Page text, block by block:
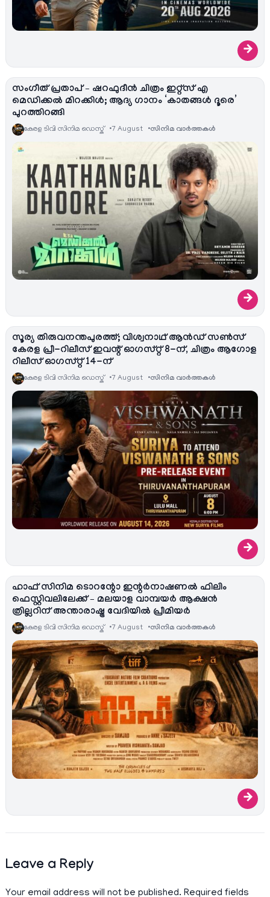
→
സംഗീത് പ്രതാപ് – ഷറഫുദീൻ ചിത്രം ഇറ്റ്സ് എ
മെഡിക്കൽ മിറക്കിൾ; ആദ്യ ഗാനം ‘കാതങ്ങൾ ദൂരെ’
പുറത്തിറങ്ങി
കേരള ടിവി സിനിമ ഡെസ്ക് 7 August സിനിമ വാര്‍ത്തകള്‍
→
സൂര്യ തിരുവനന്തപുരത്ത്; വിശ്വനാഥ് ആൻഡ് സൺസ്
കേരള പ്രീ-റിലീസ് ഇവന്റ് ഓഗസ്റ്റ് 8-ന്, ചിത്രം ആഗോള
റിലീസ് ഓഗസ്റ്റ് 14-ന്
കേരള ടിവി സിനിമ ഡെസ്ക് 7 August സിനിമ വാര്‍ത്തകള്‍
→
ഹാഫ് സിനിമ ടൊറന്റോ ഇന്റർനാഷണൽ ഫിലിം
ഫെസ്റ്റിവലിലേക്ക് – മലയാള വാമ്പയർ ആക്ഷൻ
ത്രില്ലറിന് അന്താരാഷ്ട്ര വേദിയിൽ പ്രീമിയർ
കേരള ടിവി സിനിമ ഡെസ്ക് 7 August സിനിമ വാര്‍ത്തകള്‍
→
Leave a Reply
Your email address will not be published. Required fields